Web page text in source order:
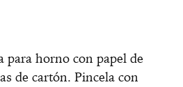
para horno con papel de
de cartón. Pincela con